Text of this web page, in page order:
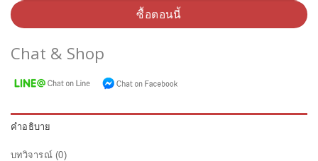
ซื้อตอนนี้
Chat & Shop
คำอธิบาย
บทวิจารณ์ (0)